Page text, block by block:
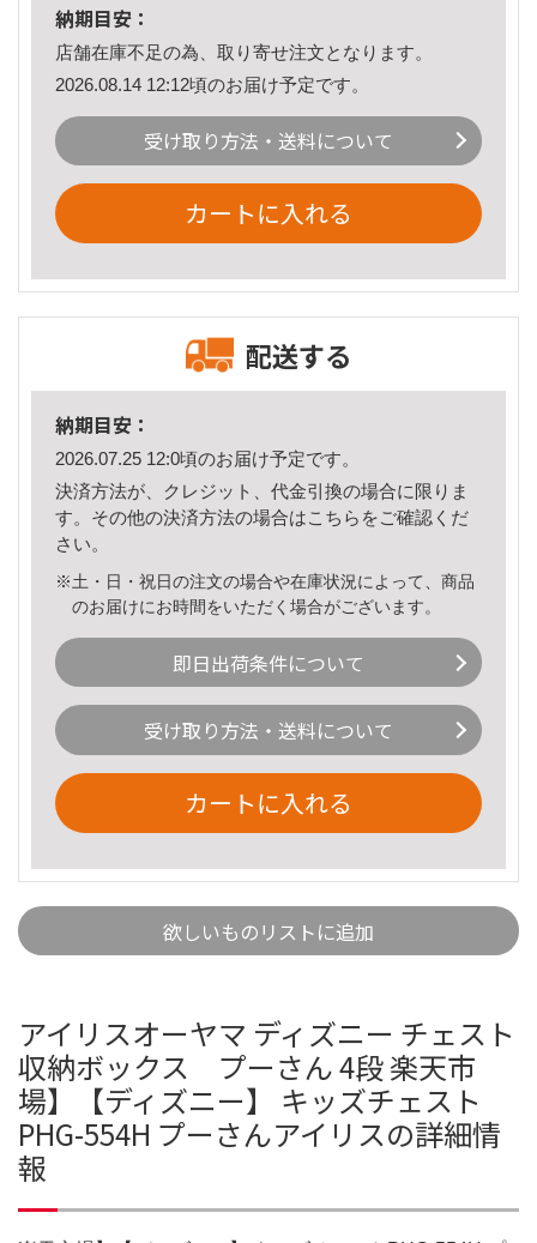
納期目安：
店舗在庫不足の為、取り寄せ注文となります。
2026.08.14 12:12頃のお届け予定です。
受け取り方法・送料について
カートに入れる
配送する
納期目安：
2026.07.25 12:0頃のお届け予定です。
決済方法が、クレジット、代金引換の場合に限りま
す。その他の決済方法の場合はこちら をご確認くだ
さい。
※土・日・祝日の注文の場合や在庫状況によって、商品
のお届けにお時間をいただく場合がございます。
即日出荷条件について
受け取り方法・送料について
カートに入れる
欲しいものリストに追加
アイリスオーヤマ ディズニー チェスト
収納ボックス プーさん 4段 楽天市
場】【ディズニー】 キッズチェスト
PHG-554H プーさんアイリスの詳細情
報